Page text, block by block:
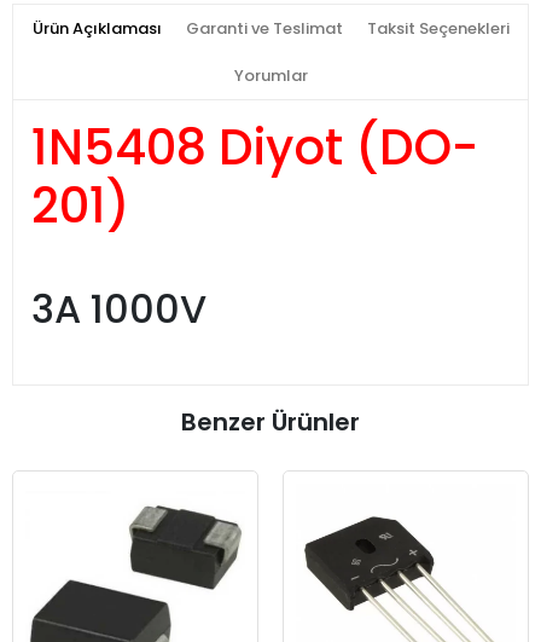
Ürün Açıklaması Garanti ve Teslimat Taksit Seçenekleri
Yorumlar
1N5408 Diyot (DO-
201)
3A 1000V
Benzer Ürünler